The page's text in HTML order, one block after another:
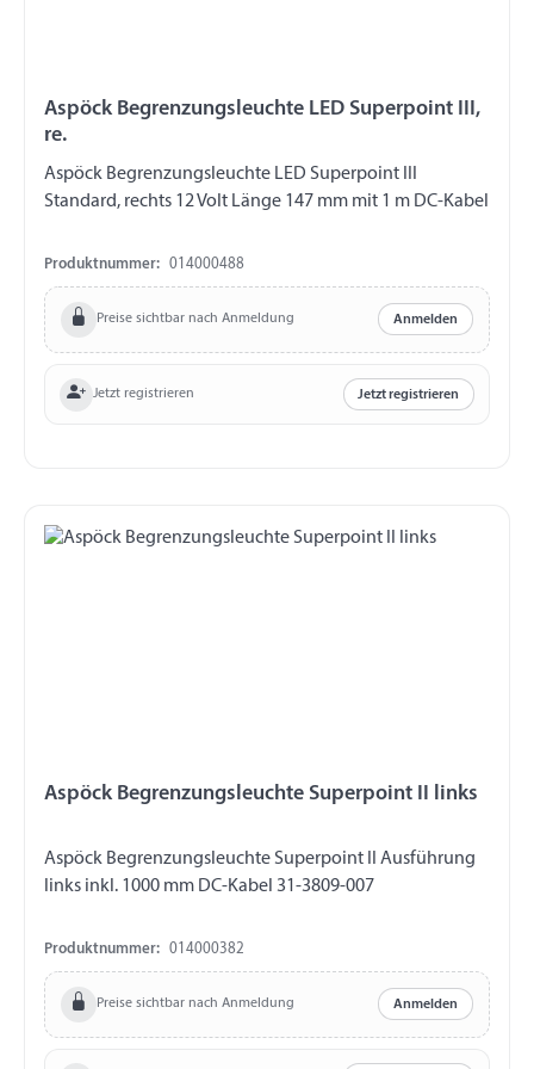
Aspöck Begrenzungsleuchte LED Superpoint III,
re.
Aspöck Begrenzungsleuchte LED Superpoint III
Standard, rechts 12 Volt Länge 147 mm mit 1 m DC-Kabel
Produktnummer: 014000488
Preise sichtbar nach Anmeldung Anmelden
Jetzt registrieren Jetzt registrieren
Aspöck Begrenzungsleuchte Superpoint II links
Aspöck Begrenzungsleuchte Superpoint II Ausführung
links inkl. 1000 mm DC-Kabel 31-3809-007
Produktnummer: 014000382
Preise sichtbar nach Anmeldung Anmelden